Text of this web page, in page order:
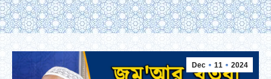
Dec 11 2024